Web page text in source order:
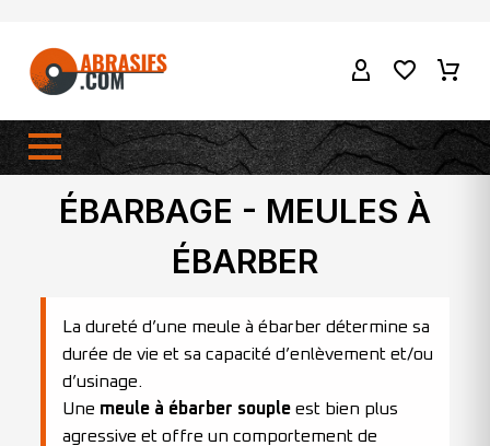
ÉBARBAGE - MEULES À
ÉBARBER
La dureté d’une meule à ébarber détermine sa
durée de vie et sa capacité d’enlèvement et/ou
d’usinage.
Une meule à ébarber souple est bien plus
agressive et offre un comportement de